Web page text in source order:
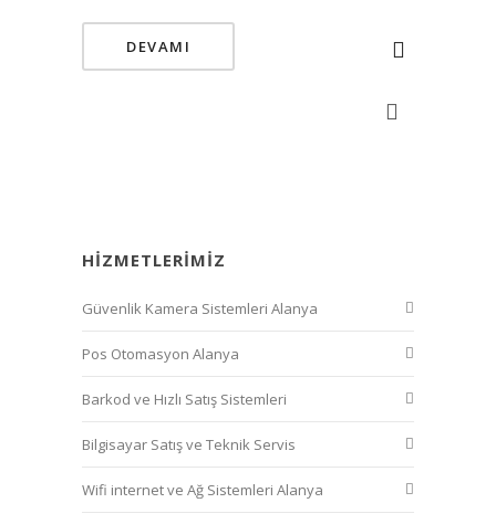
DEVAMI
HIZMETLERIMIZ
Güvenlik Kamera Sistemleri Alanya
Pos Otomasyon Alanya
Barkod ve Hızlı Satış Sistemleri
Bilgisayar Satış ve Teknik Servis
Wifi internet ve Ağ Sistemleri Alanya